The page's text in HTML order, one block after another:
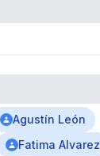
Agustín León
Fatima Alvarez